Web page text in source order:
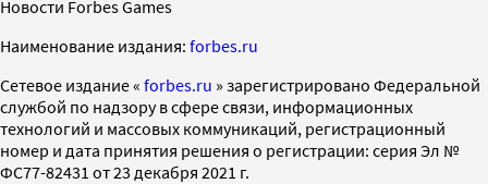
Новости Forbes Games
Наименование издания: forbes.ru
Cетевое издание « forbes.ru » зарегистрировано Федеральной
службой по надзору в сфере связи, информационных
технологий и массовых коммуникаций, регистрационный
номер и дата принятия решения о регистрации: серия Эл №
ФС77-82431 от 23 декабря 2021 г.